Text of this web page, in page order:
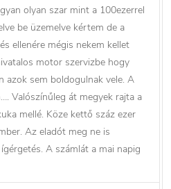
olyan szar mint a 100ezerrel
be üzemelve kértem de a
ellenére mégis nekem kellet
motor szervizbe hogy
azok sem boldogulnak vele. A
Valószínűleg át megyek rajta a
mellé. Köze kettő száz ezer
Az eladót meg ne is
A számlát a mai napig